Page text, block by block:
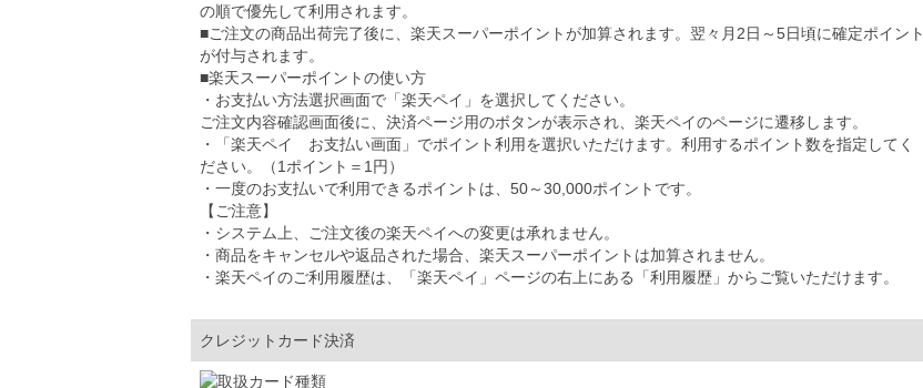
の順で優先して利用されます。
■ご注文の商品出荷完了後に、楽天スーパーポイントが加算されます。翌々月2日～5日頃に確定ポイント
が付与されます。
■楽天スーパーポイントの使い方
・お支払い方法選択画面で「楽天ペイ」を選択してください。
ご注文内容確認画面後に、決済ページ用のボタンが表示され、楽天ペイのページに遷移します。
・「楽天ペイ お支払い画面」でポイント利用を選択いただけます。利用するポイント数を指定してく
ださい。（1ポイント＝1円）
・一度のお支払いで利用できるポイントは、50～30,000ポイントです。
【ご注意】
・システム上、ご注文後の楽天ペイへの変更は承れません。
・商品をキャンセルや返品された場合、楽天スーパーポイントは加算されません。
・楽天ペイのご利用履歴は、「楽天ペイ」ページの右上にある「利用履歴」からご覧いただけます。
クレジットカード決済